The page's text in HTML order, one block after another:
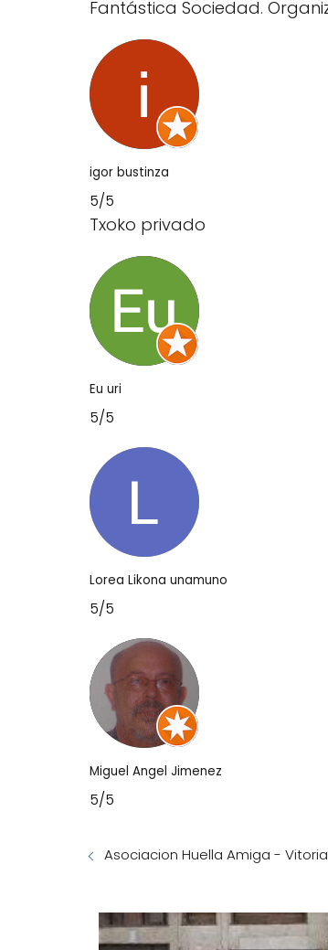
Fantástica Sociedad.
igor bustinza
5/5
Txoko privado
Eu uri
5/5
Lorea Likona unamuno
5/5
Miguel Angel Jimenez
5/5
Asociacion Huella Amiga -